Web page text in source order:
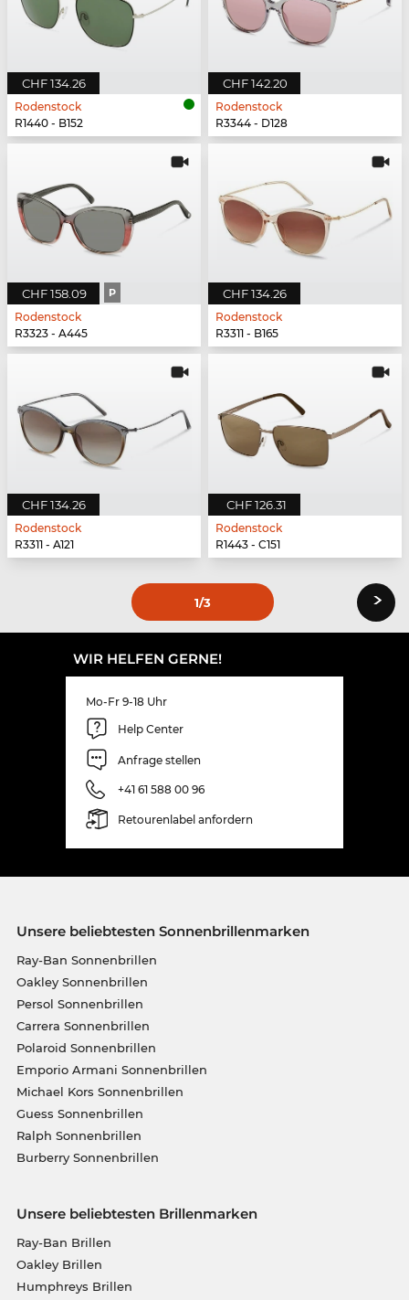
CHF 134.26
Rodenstock
R1440 - B152
CHF 142.20
Rodenstock
R3344 - D128
CHF 158.09 P
Rodenstock
R3323 - A445
CHF 134.26
Rodenstock
R3311 - B165
CHF 134.26
Rodenstock
R3311 - A121
CHF 126.31
Rodenstock
R1443 - C151
1/3 ›
WIR HELFEN GERNE!
Mo-Fr 9-18 Uhr
Help Center
Anfrage stellen
+41 61 588 00 96
Retourenlabel anfordern
Unsere beliebtesten Sonnenbrillenmarken
Ray-Ban Sonnenbrillen
Oakley Sonnenbrillen
Persol Sonnenbrillen
Carrera Sonnenbrillen
Polaroid Sonnenbrillen
Emporio Armani Sonnenbrillen
Michael Kors Sonnenbrillen
Guess Sonnenbrillen
Ralph Sonnenbrillen
Burberry Sonnenbrillen
Unsere beliebtesten Brillenmarken
Ray-Ban Brillen
Oakley Brillen
Humphreys Brillen